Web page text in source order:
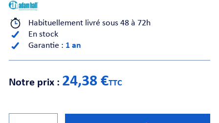
Habituellement livré sous 48 à 72h
En stock
Garantie : 1 an
Notre prix : 24,38 €TTC